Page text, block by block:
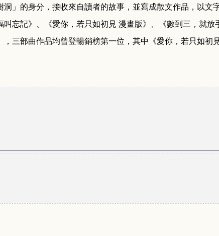
洞」的身分，接收來自讀者的故事，並寫成散文作品，以文
叫忘記》、《愛你，若只如初見 漫畫版》、《數到三，就放
三部曲作品均曾登暢銷榜第一位， 其中《愛你，若只如初